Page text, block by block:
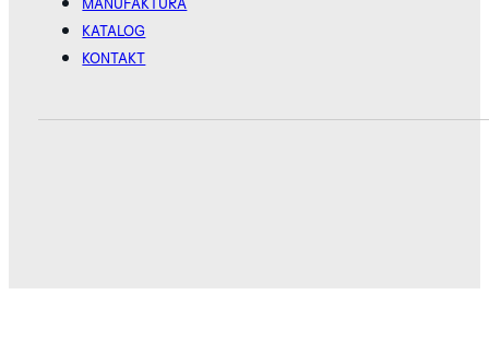
BLUE
MANUFAKTURA
KATALOG
KONTAKT